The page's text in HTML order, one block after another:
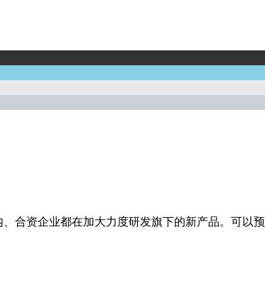
合资企业都在加大力度研发旗下的新产品。可以